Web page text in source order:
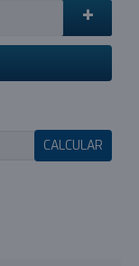
+
CALCULAR